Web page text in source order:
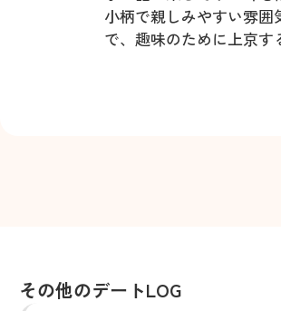
小柄で親しみやすい雰囲
で、趣味のために上京す
その他のデートLOG